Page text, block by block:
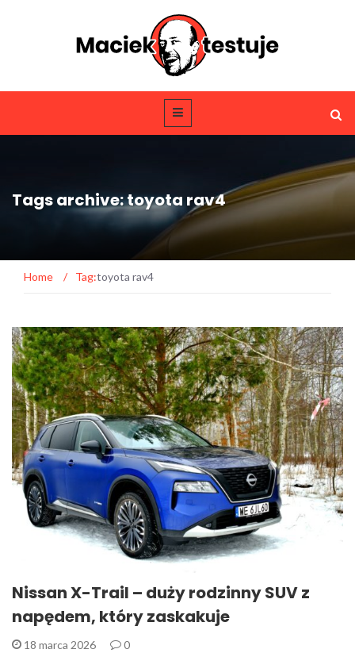
Tags archive: toyota rav4
Home / Tag:toyota rav4
Nissan X-Trail – duży rodzinny SUV z
napędem, który zaskakuje
18 marca 2026 0